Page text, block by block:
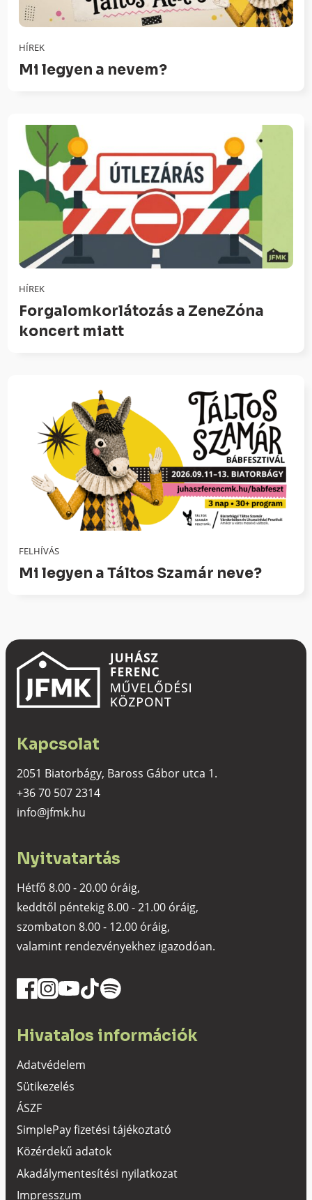
HÍREK
Mi legyen a nevem?
HÍREK
Forgalomkorlátozás a ZeneZóna
koncert miatt
FELHÍVÁS
Mi legyen a Táltos Szamár neve?
Kapcsolat
2051 Biatorbágy, Baross Gábor utca 1.
+36 70 507 2314
info@jfmk.hu
Nyitvatartás
Hétfő 8.00 - 20.00 óráig,
keddtől péntekig 8.00 - 21.00 óráig,
szombaton 8.00 - 12.00 óráig,
valamint rendezvényekhez igazodóan.
Hivatalos információk
Adatvédelem
Sütikezelés
ÁSZF
SimplePay fizetési tájékoztató
Közérdekű adatok
Akadálymentesítési nyilatkozat
Impresszum